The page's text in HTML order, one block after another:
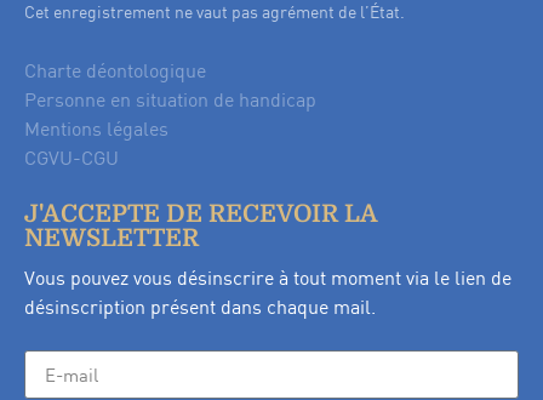
Cet enregistrement ne vaut pas agrément de l’État.
Charte déontologique
Personne en situation de handicap
Mentions légales
CGVU-CGU
J'ACCEPTE DE RECEVOIR LA
NEWSLETTER
Vous pouvez vous désinscrire à tout moment via le lien de
désinscription présent dans chaque mail.